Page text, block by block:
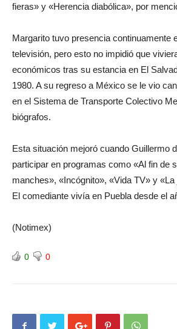
fieras» y «Herencia diabólica», por
Margarito tuvo presencia continuamente
televisión, pero esto no impidió que
económicos tras su estancia en El
1980. A su regreso a México se le vio
en el Sistema de Transporte Colectivo
biógrafos.
Esta situación mejoró cuando Guillermo
participar en programas como «Al fin de
manches», «Incógnito», «Vida TV» y
El comediante vivía en Puebla desde el
(Notimex)
0 0